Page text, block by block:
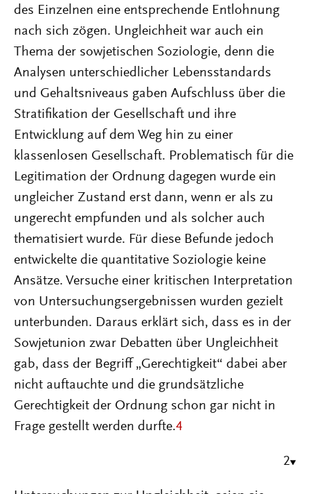
des Einzelnen eine entsprechende Entlohnung
nach sich zögen. Ungleichheit war auch ein
Thema der sowjetischen Soziologie, denn die
Analysen unterschiedlicher Lebensstandards
und Gehaltsniveaus gaben Aufschluss über die
Stratifikation der Gesellschaft und ihre
Entwicklung auf dem Weg hin zu einer
klassenlosen Gesellschaft. Problematisch für die
Legitimation der Ordnung dagegen wurde ein
ungleicher Zustand erst dann, wenn er als zu
ungerecht empfunden und als solcher auch
thematisiert wurde. Für diese Befunde jedoch
entwickelte die quantitative Soziologie keine
Ansätze. Versuche einer kritischen Interpretation
von Untersuchungsergebnissen wurden gezielt
unterbunden. Daraus erklärt sich, dass es in der
Sowjetunion zwar Debatten über Ungleichheit
gab, dass der Begriff „Gerechtigkeit“ dabei aber
nicht auftauchte und die grundsätzliche
Gerechtigkeit der Ordnung schon gar nicht in
Frage gestellt werden durfte.4
2